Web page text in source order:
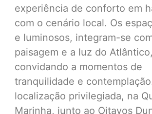
experiência de conforto em
com o cenário local. Os
e luminosos, integram-se
paisagem e a luz do Atlântico,
convidando a momentos de
tranquilidade e
localização privilegiada, na
Marinha, junto ao Oitavos